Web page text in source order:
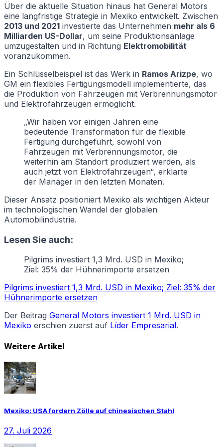
Über die aktuelle Situation hinaus hat General Motors
eine langfristige Strategie in Mexiko entwickelt. Zwischen
2013 und 2021 investierte das Unternehmen mehr als 6
Milliarden US-Dollar, um seine Produktionsanlage
umzugestalten und in Richtung Elektromobilität
voranzukommen.
Ein Schlüsselbeispiel ist das Werk in Ramos Arizpe, wo
GM ein flexibles Fertigungsmodell implementierte, das
die Produktion von Fahrzeugen mit Verbrennungsmotor
und Elektrofahrzeugen ermöglicht.
„Wir haben vor einigen Jahren eine
bedeutende Transformation für die flexible
Fertigung durchgeführt, sowohl von
Fahrzeugen mit Verbrennungsmotor, die
weiterhin am Standort produziert werden, als
auch jetzt von Elektrofahrzeugen“, erklärte
der Manager in den letzten Monaten.
Dieser Ansatz positioniert Mexiko als wichtigen Akteur
im technologischen Wandel der globalen
Automobilindustrie.
Lesen Sie auch:
Pilgrims investiert 1,3 Mrd. USD in Mexiko;
Ziel: 35% der Hühnerimporte ersetzen
Pilgrims investiert 1,3 Mrd. USD in Mexiko; Ziel: 35% der
Hühnerimporte ersetzen
Der Beitrag General Motors investiert 1 Mrd. USD in
Mexiko erschien zuerst auf Líder Empresarial.
Weitere Artikel
Mexiko: USA fordern Zölle auf chinesischen Stahl
27. Juli 2026